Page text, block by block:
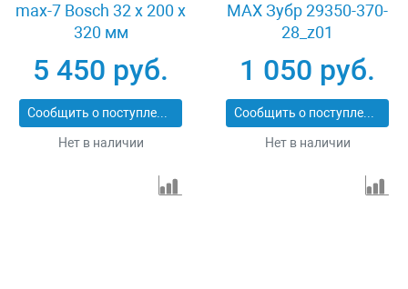
max-7 Bosch 32 x 200 x
320 мм
5 450 руб.
Сообщить о поступлении
Нет в наличии
MAX Зубр 29350-370-
28_z01
1 050 руб.
Сообщить о поступлении
Нет в наличии